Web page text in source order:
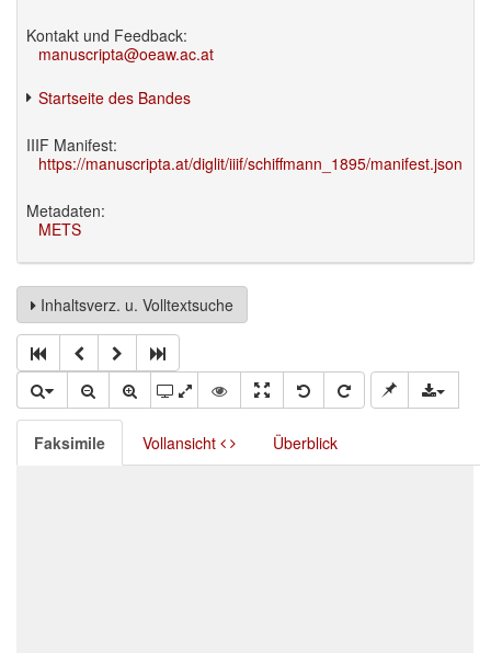
Kontakt und Feedback:
manuscripta@oeaw.ac.at
Startseite des Bandes
IIIF Manifest:
https://manuscripta.at/diglit/iiif/schiffmann_1895/manifest.json
Metadaten:
METS
Inhaltsverz. u. Volltextsuche
Faksimile Vollansicht Überblick